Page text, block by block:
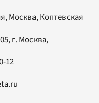
Москва, Коптевская
, г. Москва,
12